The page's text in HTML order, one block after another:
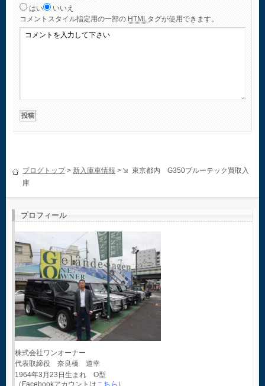
はい
いいえ
コメント スタイル指定用の一部の HTMLタグが使用できます。
ブログトップ> 新入庫車情報 >
東京都内 G350ブルーテック買取入
庫
プロフィール
株式会社ワンオーナー
代表取締役 奈良橋 道幸
1964年3月23日生まれ O型
（Facebookアカウントは こちら ）